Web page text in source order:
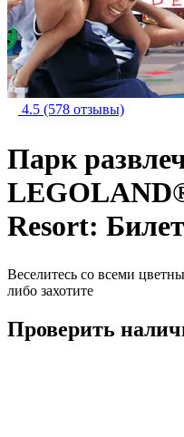
4.5 (578 отзывы)
Парк
Resort:
Веселитесь со всеми
либо захотите
Проверить